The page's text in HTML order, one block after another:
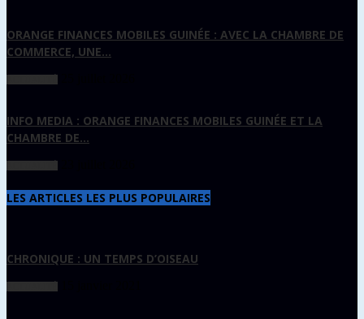
ORANGE FINANCES MOBILES GUINÉE : AVEC LA CHAMBRE DE
COMMERCE, UNE...
INFO MEDIA : ORANGE FINANCES MOBILES GUINÉE ET LA
CHAMBRE DE...
LES ARTICLES LES PLUS POPULAIRES
CHRONIQUE : UN TEMPS D’OISEAU